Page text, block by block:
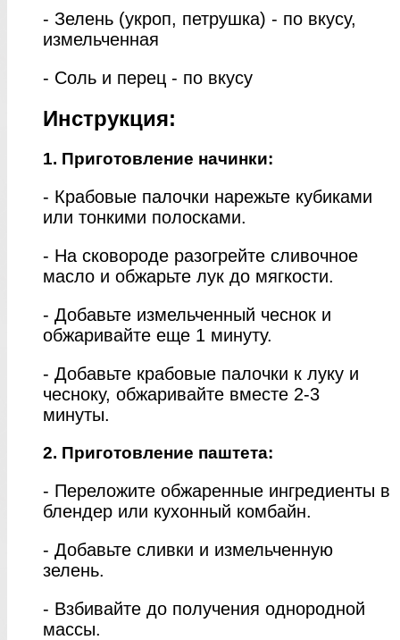
- Зелень (укроп, петрушка) - по вкусу,
измельченная
- Соль и перец - по вкусу
Инструкция:
1. Приготовление начинки:
- Крабовые палочки нарежьте кубиками
или тонкими полосками.
- На сковороде разогрейте сливочное
масло и обжарьте лук до мягкости.
- Добавьте измельченный чеснок и
обжаривайте еще 1 минуту.
- Добавьте крабовые палочки к луку и
чесноку, обжаривайте вместе 2-3
минуты.
2. Приготовление паштета:
- Переложите обжаренные ингредиенты в
блендер или кухонный комбайн.
- Добавьте сливки и измельченную
зелень.
- Взбивайте до получения однородной
массы.